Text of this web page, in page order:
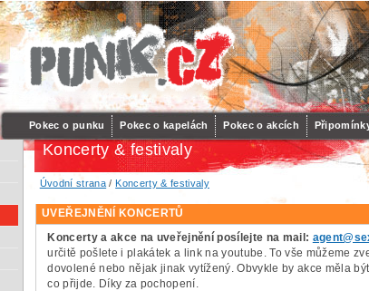
Pokec o punku Pokec o kapelách Pokec o akcích
Koncerty & festivaly
Úvodní strana / Koncerty & festivaly
UVEŘEJNĚNÍ KONCERTŮ
Koncerty a akce na uveřejnění posílejte na mail:
určitě pošlete i plakátek a link na youtube. To vše můžeme
dovolené nebo nějak jinak vytížený. Obvykle by akce měla
co přijde. Díky za pochopení.